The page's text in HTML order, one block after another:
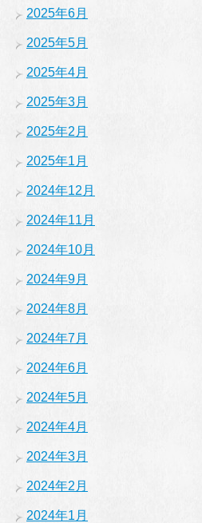
2025年6月
2025年5月
2025年4月
2025年3月
2025年2月
2025年1月
2024年12月
2024年11月
2024年10月
2024年9月
2024年8月
2024年7月
2024年6月
2024年5月
2024年4月
2024年3月
2024年2月
2024年1月